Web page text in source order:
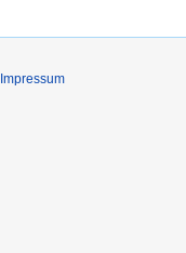
Impressum